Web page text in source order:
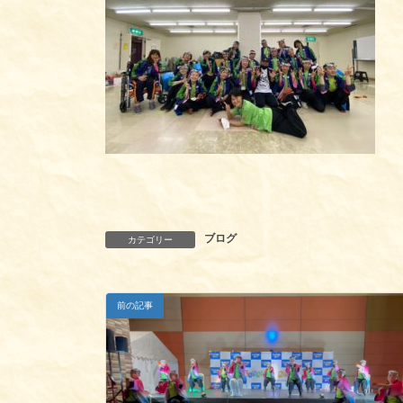
カテゴリー ブログ
前の記事